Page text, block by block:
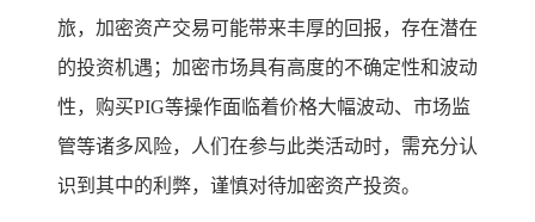
旅，加密资产交易可能带来丰厚的回报，存在潜在
的投资机遇；加密市场具有高度的不确定性和波动
性，购买PIG等操作面临着价格大幅波动、市场监
管等诸多风险，人们在参与此类活动时，需充分认
识到其中的利弊，谨慎对待加密资产投资。